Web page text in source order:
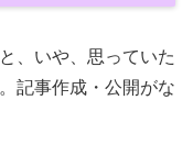
、いや、思っていた
記事作成・公開がな